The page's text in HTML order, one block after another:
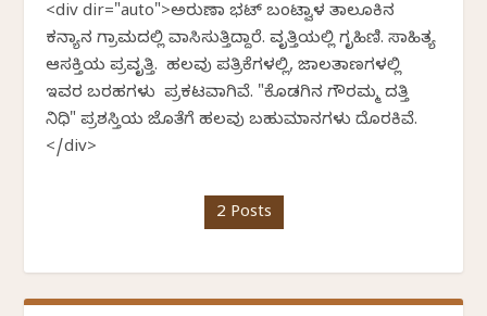
<div dir="auto">ಅರುಣಾ ಭಟ್ ಬಂಟ್ವಾಳ ತಾಲೂಕಿನ
ಕನ್ಯಾನ ಗ್ರಾಮದಲ್ಲಿ ವಾಸಿಸುತ್ತಿದ್ದಾರೆ. ವೃತ್ತಿಯಲ್ಲಿ ಗೃಹಿಣಿ. ಸಾಹಿತ್ಯ
ಆಸಕ್ತಿಯ ಪ್ರವೃತ್ತಿ. ಹಲವು ಪತ್ರಿಕೆಗಳಲ್ಲಿ, ಜಾಲತಾಣಗಳಲ್ಲಿ
ಇವರ ಬರಹಗಳು ಪ್ರಕಟವಾಗಿವೆ. "ಕೊಡಗಿನ ಗೌರಮ್ಮ ದತ್ತಿ
ನಿಧಿ" ಪ್ರಶಸ್ತಿಯ ಜೊತೆಗೆ ಹಲವು ಬಹುಮಾನಗಳು ದೊರಕಿವೆ.
</div>
2 Posts